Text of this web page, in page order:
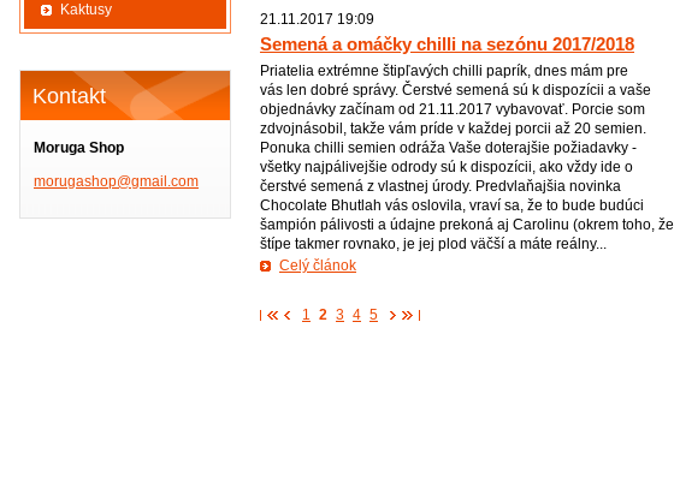
21.11.2017 19:09
Semená a omáčky chilli na sezónu 2017/2018
Priatelia extrémne štipľavých chilli paprík, dnes mám pre
vás len dobré správy. Čerstvé semená sú k dispozícii a vaše
objednávky začínam od 21.11.2017 vybavovať. Porcie som
zdvojnásobil, takže vám príde v každej porcii až 20 semien.
Ponuka chilli semien odráža Vaše doterajšie požiadavky -
všetky najpálivejšie odrody sú k dispozícii, ako vždy ide o
čerstvé semená z vlastnej úrody. Predvlaňajšia novinka
Chocolate Bhutlah vás oslovila, vraví sa, že to bude budúci
šampión pálivosti a údajne prekoná aj Carolinu (okrem toho, že
štípe takmer rovnako, je jej plod väčší a máte reálny...
Celý článok
1 2 3 4 5
Kaktusy
Kontakt
Moruga Shop
morugashop@gmail .com